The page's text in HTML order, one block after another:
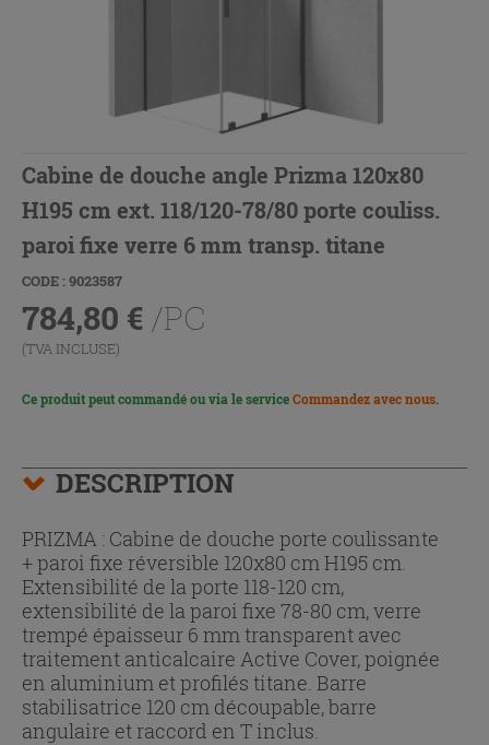
Cabine de douche angle Prizma 120x80
H195 cm ext. 118/120-78/80 porte couliss.
paroi fixe verre 6 mm transp. titane
CODE : 9023587
784,80 € /PC
(TVA INCLUSE)
Ce produit peut commandé ou via le serviceCommandez avec nous.
DESCRIPTION
PRIZMA : Cabine de douche porte coulissante
+ paroi fixe réversible 120x80 cm H195 cm.
Extensibilité de la porte 118-120 cm,
extensibilité de la paroi fixe 78-80 cm, verre
trempé épaisseur 6 mm transparent avec
traitement anticalcaire Active Cover, poignée
en aluminium et profilés titane. Barre
stabilisatrice 120 cm découpable, barre
angulaire et raccord en T inclus.